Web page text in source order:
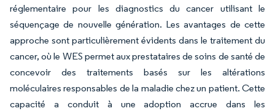
réglementaire pour les diagnostics du cancer utilisant le
séquençage de nouvelle génération. Les avantages de cette
approche sont particulièrement évidents dans le traitement du
cancer, où le WES permet aux prestataires de soins de santé de
concevoir des traitements basés sur les altérations
moléculaires responsables de la maladie chez un patient. Cette
capacité a conduit à une adoption accrue dans les